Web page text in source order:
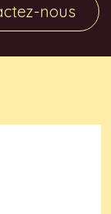
nous